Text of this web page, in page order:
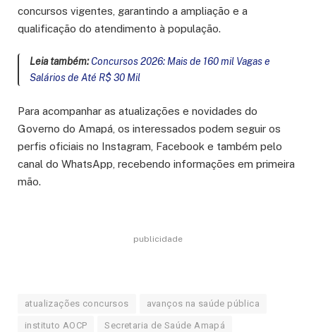
concursos vigentes, garantindo a ampliação e a
qualificação do atendimento à população.
Leia também: Concursos 2026: Mais de 160 mil Vagas e
Salários de Até R$ 30 Mil
Para acompanhar as atualizações e novidades do
Governo do Amapá, os interessados podem seguir os
perfis oficiais no Instagram, Facebook e também pelo
canal do WhatsApp, recebendo informações em primeira
mão.
publicidade
atualizações concursos avanços na saúde pública
instituto AOCP Secretaria de Saúde Amapá